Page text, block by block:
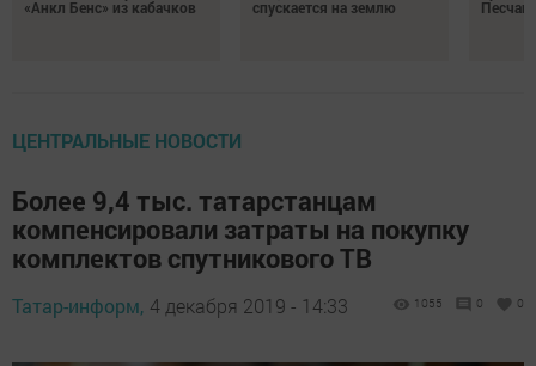
«Анкл Бенс» из кабачков
спускается на землю
ЦЕНТРАЛЬНЫЕ НОВОСТИ
Более 9,4 тыс. татарстанцам
компенсировали затраты на покупку
комплектов спутникового ТВ
Татар-информ, 4 декабря 2019 - 14:33 1055 0 0